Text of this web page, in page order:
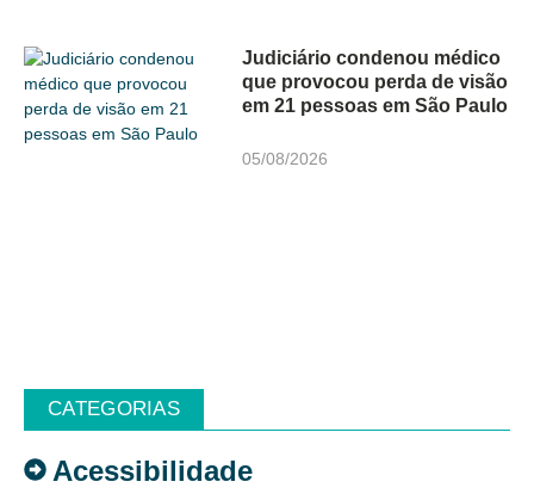
Judiciário condenou médico
que provocou perda de visão
em 21 pessoas em São Paulo
05/08/2026
CATEGORIAS
Acessibilidade